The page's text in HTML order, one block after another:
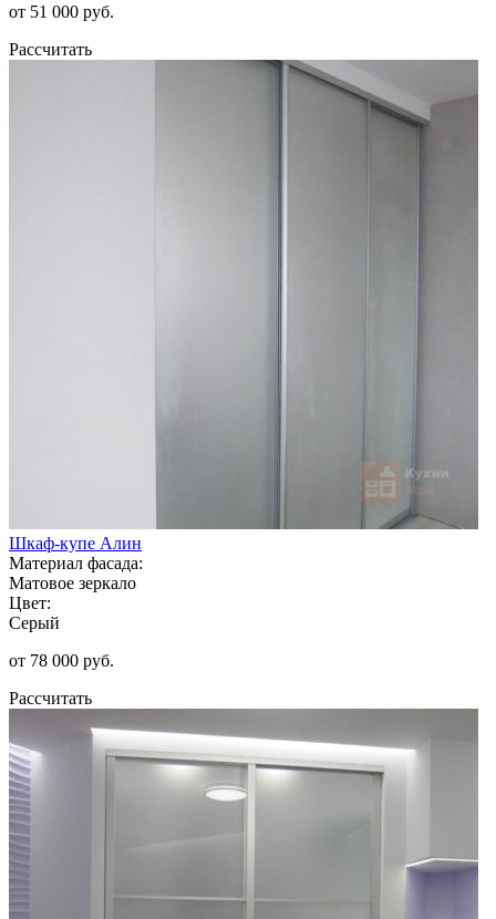
от 51 000 руб.
Рассчитать
Шкаф-купе Алин
Материал фасада:
Матовое зеркало
Цвет:
Серый
от 78 000 руб.
Рассчитать